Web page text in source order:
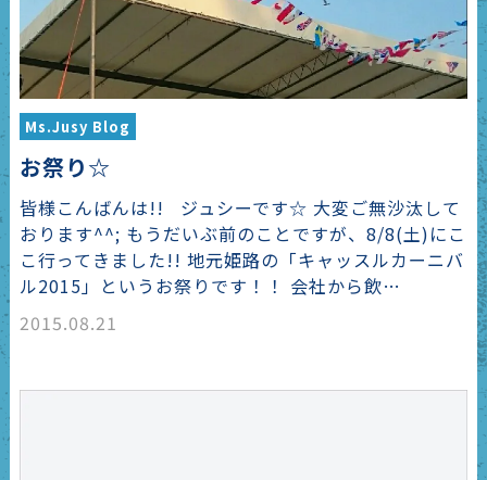
Ms.Jusy Blog
お祭り☆
皆様こんばんは!! ジュシーです☆ 大変ご無沙汰して
おります^^; もうだいぶ前のことですが、8/8(土)にこ
こ行ってきました!! 地元姫路の「キャッスルカーニバ
ル2015」というお祭りです！！ 会社から飲…
2015.08.21